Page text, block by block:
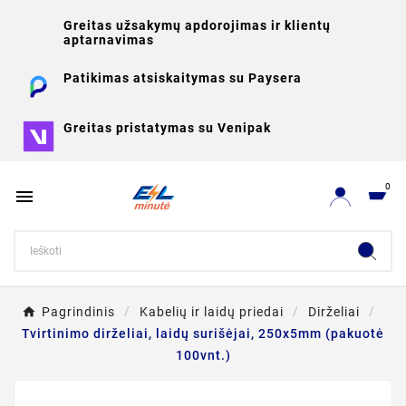
Greitas užsakymų apdorojimas ir klientų
aptarnavimas
Patikimas atsiskaitymas su Paysera
Greitas pristatymas su Venipak
 0
Pagrindinis Kabelių ir laidų priedai
Dirželiai
Tvirtinimo dirželiai, laidų surišėjai, 250x5mm (pakuotė
100vnt.)